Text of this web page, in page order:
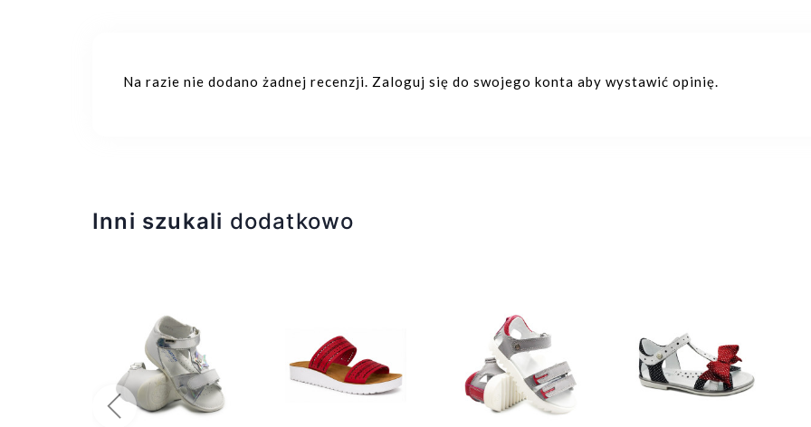
Na razie nie dodano żadnej recenzji. Zaloguj się do swojego konta aby wystawić opinię.
Inni szukali dodatkowo